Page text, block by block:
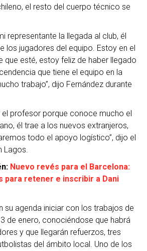
el resto del cuerpo técnico se
representante la llegada al club, él
los jugadores del equipo. Estoy en el
que esté, estoy feliz de haber llegado
que tiene el equipo en la
trabajo”, dijo Fernández durante
el profesor porque conoce mucho el
él trae a los nuevos extranjeros,
todo el apoyo logístico”, dijo el
Lagos.
Nuevo revés para el Barcelona:
para retener e inscribir a Dani
su agenda iniciar con los trabajos de
de enero, conociéndose que habrá
y que llegarán refuerzos, tres
del ámbito local. Uno de los